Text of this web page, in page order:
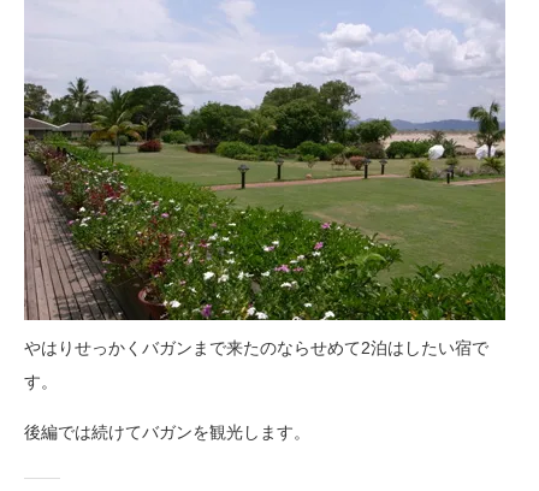
やはりせっかくバガンまで来たのならせめて2泊はしたい宿で
す。
後編では続けてバガンを観光します。